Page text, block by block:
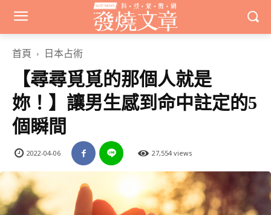
首頁 日本占術
【尋尋覓覓的那個人就是
妳！】讓男生感到命中註定的5
個瞬間
2022-04-06 27,554 views